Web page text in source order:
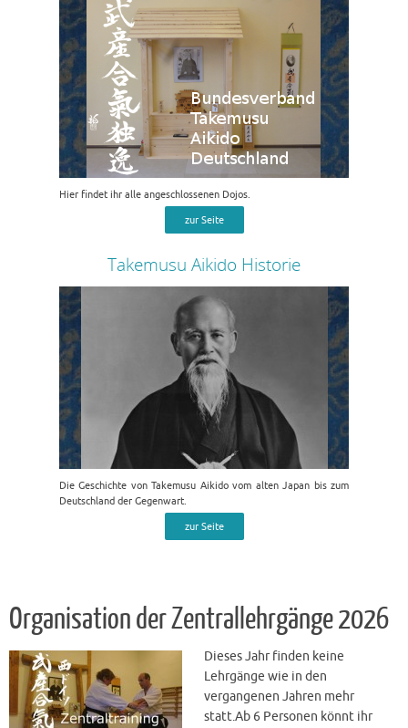
Hier findet ihr alle angeschlossenen Dojos.
zur Seite
Takemusu Aikido Historie
Die Geschichte von Takemusu Aikido vom alten Japan bis zum
Deutschland der Gegenwart.
zur Seite
Organisation der Zentrallehrgänge 2026
Dieses Jahr finden keine
Lehrgänge wie in den
vergangenen Jahren mehr
statt.Ab 6 Personen könnt ihr